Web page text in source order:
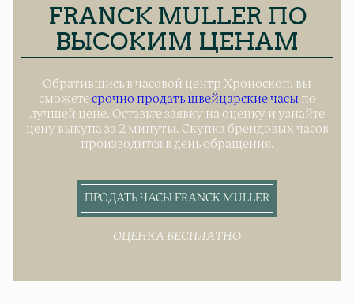
FRANCK MULLER ПО
ВЫСОКИМ ЦЕНАМ
Обратившись в часовой центр Хроноскоп, вы
сможете срочно продать швейцарские часы по
лучшей цене. Оставьте заявку на оценку и узнайте
цену выкупа за 2 минуты. Скупка брендовых часов
производится в день обращения.
ПРОДАТЬ ЧАСЫ FRANCK MULLER
ОЦЕНКА БЕСПЛАТНО